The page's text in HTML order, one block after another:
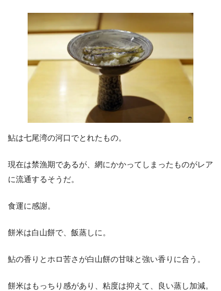
鮎は七尾湾の河口でとれたもの。
現在は禁漁期であるが、網にかかってしまったものがレア
に流通するそうだ。
食運に感謝。
餅米は白山餅で、飯蒸しに。
鮎の香りとホロ苦さが白山餅の甘味と強い香りに合う。
餅米はもっちり感があり、粘度は抑えて、良い蒸し加減。